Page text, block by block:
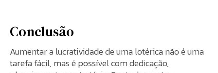
Conclusão
Aumentar a lucratividade de uma lotérica não é uma
tarefa fácil, mas é possível com dedicação,